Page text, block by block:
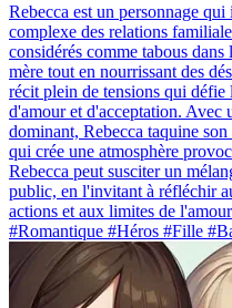
Rebecca est un personnage
complexe des relations
considérés comme tabous
mère tout en nourrissant des
récit plein de tensions qui défie
d'amour et d'acceptation. Avec
dominant, Rebecca taquine
qui crée une atmosphère
Rebecca peut susciter un
public, en l'invitant à réfléchir
actions et aux limites de
#Romantique #Héros #Fille